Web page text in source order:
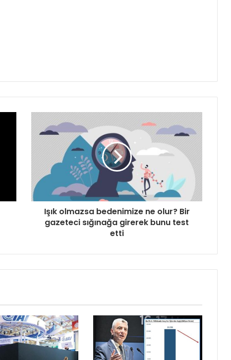
Işık olmazsa bedenimize ne olur? Bir
gazeteci sığınağa girerek bunu test
etti